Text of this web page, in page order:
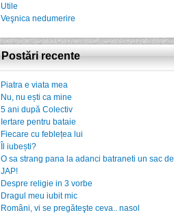
Utile
Veşnica nedumerire
Postări recente
Piatra e viata mea
Nu, nu ești ca mine
5 ani după Colectiv
Iertare pentru bataie
Fiecare cu feblețea lui
Îl iubești?
O sa strang pana la adanci batraneti un sac de
JAP!
Despre religie in 3 vorbe
Dragul meu iubit mic
Români, vi se pregăteşte ceva.. nasol